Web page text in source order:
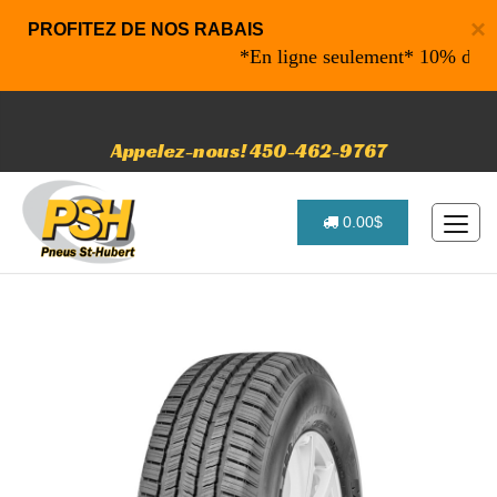
×
PROFITEZ DE NOS RABAIS
*En ligne seulement* 10% de
Appelez-nous! 450-462-9767
0.00$